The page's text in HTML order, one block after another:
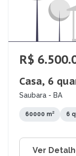
R$
Casa, 6
Saubara - BA
60000 m² 6
Ver